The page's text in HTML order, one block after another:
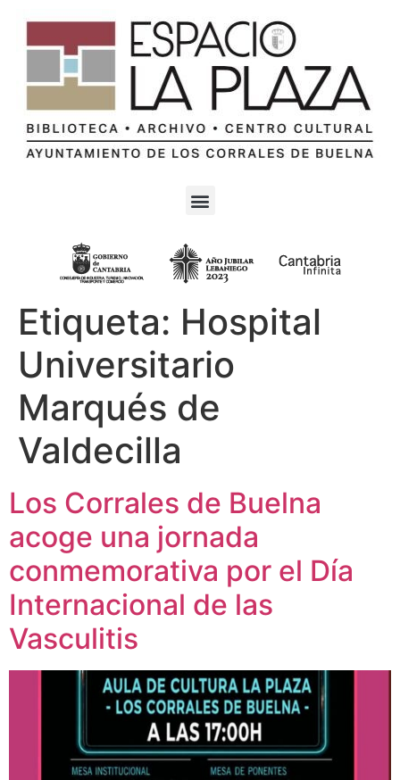
Etiqueta: Hospital
Universitario
Marqués de
Valdecilla
Los Corrales de Buelna
acoge una jornada
conmemorativa por el Día
Internacional de las
Vasculitis